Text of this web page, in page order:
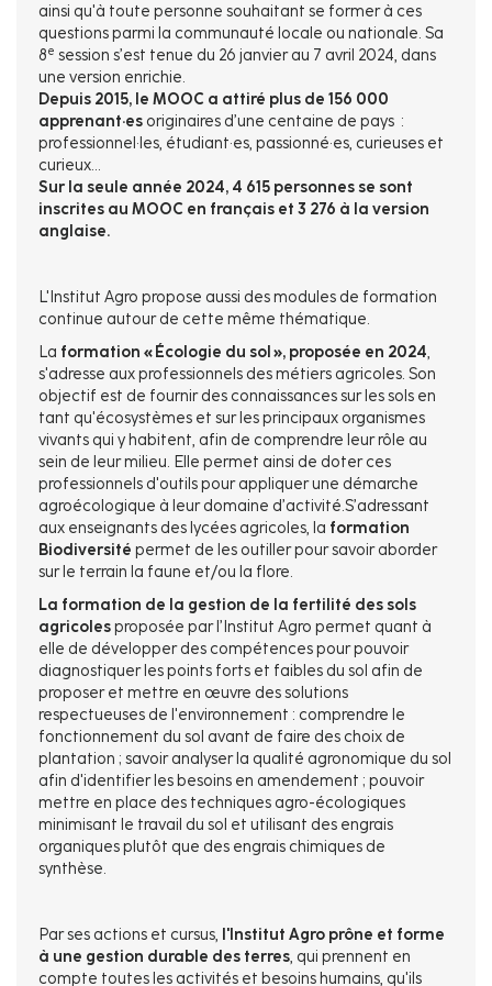
ainsi qu'à toute personne souhaitant se former à ces
questions parmi la communauté locale ou nationale. Sa
8e session s’est tenue du 26 janvier au 7 avril 2024, dans
une version enrichie.
Depuis 2015, le MOOC a attiré plus de 156 000
apprenant·es originaires d’une centaine de pays :
professionnel·les, étudiant·es, passionné·es, curieuses et
curieux...
Sur la seule année 2024, 4 615 personnes se sont
inscrites au MOOC en français et 3 276 à la version
anglaise.
L'Institut Agro propose aussi des modules de formation
continue autour de cette même thématique.
La formation « Écologie du sol », proposée en 2024,
s'adresse aux professionnels des métiers agricoles. Son
objectif est de fournir des connaissances sur les sols en
tant qu'écosystèmes et sur les principaux organismes
vivants qui y habitent, afin de comprendre leur rôle au
sein de leur milieu. Elle permet ainsi de doter ces
professionnels d'outils pour appliquer une démarche
agroécologique à leur domaine d’activité.S’adressant
aux enseignants des lycées agricoles, la formation
Biodiversité permet de les outiller pour savoir aborder
sur le terrain la faune et/ou la flore.
La formation de la gestion de la fertilité des sols
agricolesproposée par l’Institut Agro permet quant à
elle de développer des compétences pour pouvoir
diagnostiquer les points forts et faibles du sol afin de
proposer et mettre en œuvre des solutions
respectueuses de l'environnement : comprendre le
fonctionnement du sol avant de faire des choix de
plantation ; savoir analyser la qualité agronomique du sol
afin d'identifier les besoins en amendement ; pouvoir
mettre en place des techniques agro-écologiques
minimisant le travail du sol et utilisant des engrais
organiques plutôt que des engrais chimiques de
synthèse.
Par ses actions et cursus, l'Institut Agro prône et forme
à une gestion durable des terres, qui prennent en
compte toutes les activités et besoins humains, qu'ils